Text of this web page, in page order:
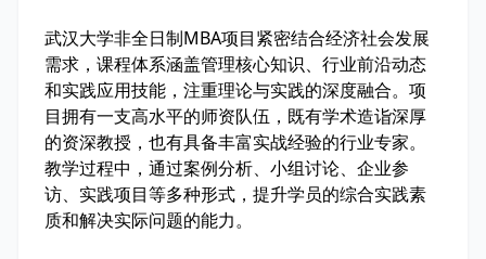
武汉大学非全日制MBA项目紧密结合经济社会发展
需求，课程体系涵盖管理核心知识、行业前沿动态
和实践应用技能，注重理论与实践的深度融合。项
目拥有一支高水平的师资队伍，既有学术造诣深厚
的资深教授，也有具备丰富实战经验的行业专家。
教学过程中，通过案例分析、小组讨论、企业参
访、实践项目等多种形式，提升学员的综合实践素
质和解决实际问题的能力。